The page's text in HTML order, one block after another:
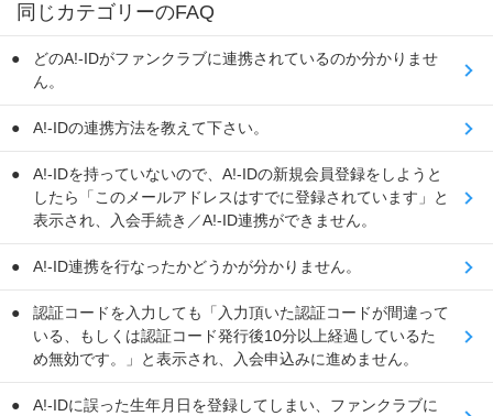
同じカテゴリーのFAQ
どのA!-IDがファンクラブに連携されているのか分かりませ
ん。
A!-IDの連携方法を教えて下さい。
A!-IDを持っていないので、A!-IDの新規会員登録をしようと
したら「このメールアドレスはすでに登録されています」と
表示され、入会手続き／A!-ID連携ができません。
A!-ID連携を行なったかどうかが分かりません。
認証コードを入力しても「入力頂いた認証コードが間違って
いる、もしくは認証コード発行後10分以上経過しているた
め無効です。」と表示され、入会申込みに進めません。
A!-IDに誤った生年月日を登録してしまい、ファンクラブに